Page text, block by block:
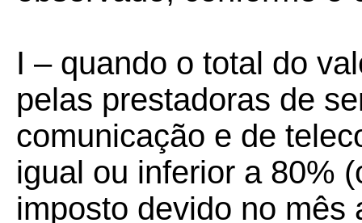
I – quando o total do
pelas prestadoras de
comunicação e de
igual ou inferior a 80%
imposto devido no mês